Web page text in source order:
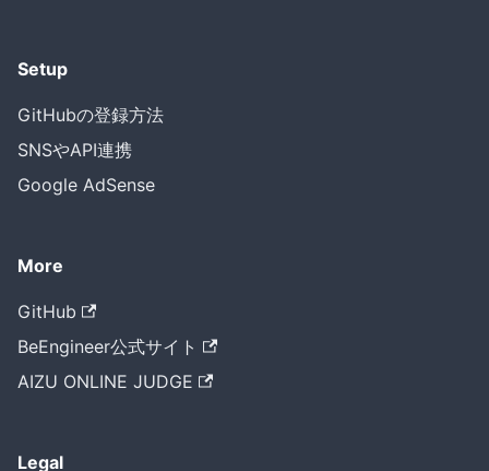
Setup
GitHubの登録方法
SNSやAPI連携
Google AdSense
More
GitHub
BeEngineer公式サイト
AIZU ONLINE JUDGE
Legal